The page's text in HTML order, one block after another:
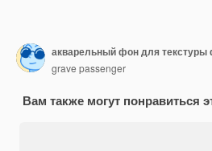
grave passenger
Вам также могут понравиться